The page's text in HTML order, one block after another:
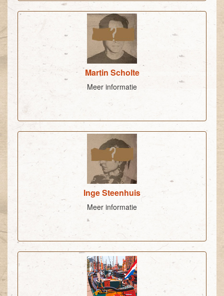
Martin Scholte
Meer informatie
Inge Steenhuis
Meer informatie